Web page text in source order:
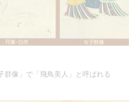
群像」で「飛鳥美人」と呼ばれる